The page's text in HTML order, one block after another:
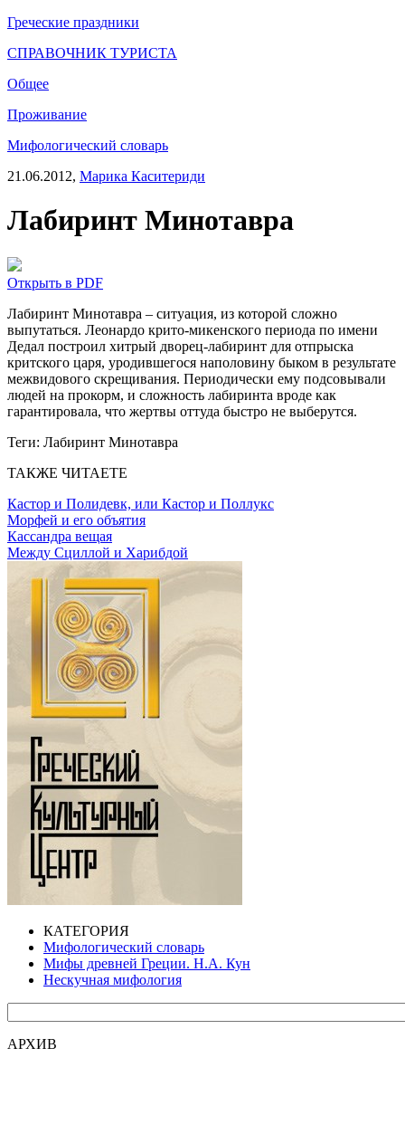
Греческие праздники
СПРАВОЧНИК ТУРИСТА
Общее
Проживание
Мифологический словарь
21.06.2012, Марика Каситериди
Лабиринт Минотавра
Открыть в PDF
Лабиринт Минотавра – ситуация, из которой сложно
выпутаться. Леонардо крито-микенского периода по имени
Дедал построил хитрый дворец-лабиринт для отпрыска
критского царя, уродившегося наполовину быком в результате
межвидового скрещивания. Периодически ему подсовывали
людей на прокорм, и сложность лабиринта вроде как
гарантировала, что жертвы оттуда быстро не выберутся.
Теги: Лабиринт Минотавра
ТАКЖЕ ЧИТАЕТЕ
Кастор и Полидевк, или Кастор и Поллукс
Морфей и его объятия
Кассандра вещая
Между Сциллой и Харибдой
КАТЕГОРИЯ
Мифологический словарь
Мифы древней Греции. Н.А. Кун
Нескучная мифология
АРХИВ